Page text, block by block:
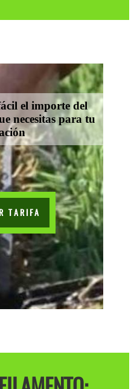
el importe del
necesitas para tu
TARIFA